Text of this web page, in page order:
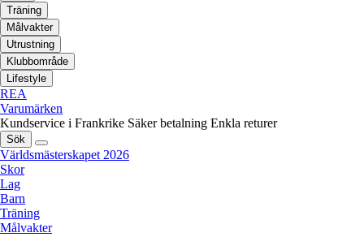
Träning
Målvakter
Utrustning
Klubbområde
Lifestyle
REA
Varumärken
Kundservice i Frankrike Säker betalning Enkla returer
Sök
Världsmästerskapet 2026
Skor
Lag
Barn
Träning
Målvakter